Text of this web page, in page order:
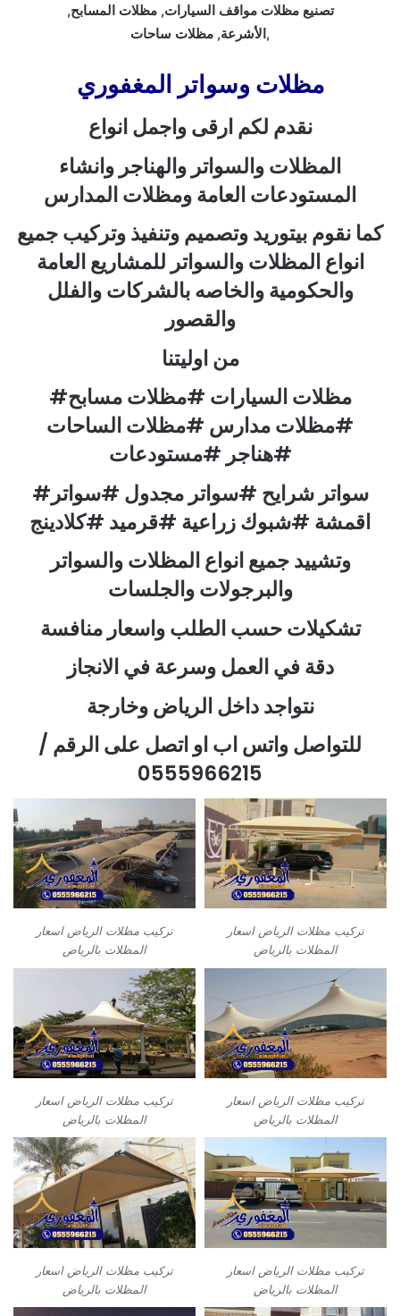
تصنيع مظلات مواقف السيارات, مظلات المسابح,
الأشرعة, مظلات ساحات,
مظلات وسواتر المغفوري
نقدم لكم ارقى واجمل انواع
المظلات والسواتر والهناجر وانشاء
المستودعات العامة ومظلات المدارس
كما نقوم بيتوريد وتصميم وتنفيذ وتركيب جميع
انواع المظلات والسواتر للمشاريع العامة
والحكومية والخاصه بالشركات والفلل
والقصور
من اوليتنا
#مظلات السيارات #مظلات مسابح
#مظلات مدارس #مظلات الساحات
#هناجر #مستودعات
#سواتر شرايح #سواتر مجدول #سواتر
اقمشة #شبوك زراعية #قرميد #كلادينج
وتشييد جميع انواع المظلات والسواتر
والبرجولات والجلسات
تشكيلات حسب الطلب واسعار منافسة
دقة في العمل وسرعة في الانجاز
نتواجد داخل الرياض وخارجة
للتواصل واتس اب او اتصل على الرقم /
0555966215
تركيب مظلات الرياض اسعار
المظلات بالرياض
تركيب مظلات الرياض اسعار
المظلات بالرياض
تركيب مظلات الرياض اسعار
المظلات بالرياض
تركيب مظلات الرياض اسعار
المظلات بالرياض
تركيب مظلات الرياض اسعار
المظلات بالرياض
تركيب مظلات الرياض اسعار
المظلات بالرياض